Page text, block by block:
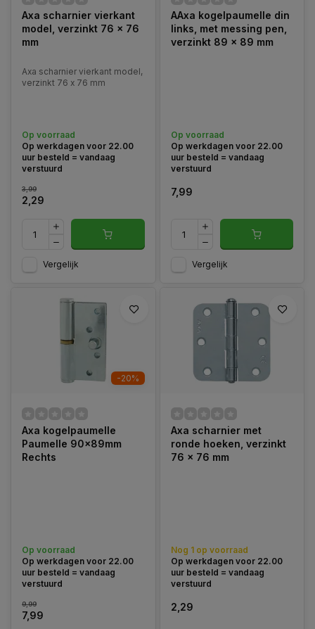
Axa scharnier vierkant
model, verzinkt 76 x 76
mm
Axa scharnier vierkant model,
verzinkt 76 x 76 mm
Op voorraad
Op werkdagen voor 22.00
uur besteld = vandaag
verstuurd
3,99
2,29
Vergelijk
AAxa kogelpaumelle din
links, met messing pen,
verzinkt 89 x 89 mm
Op voorraad
Op werkdagen voor 22.00
uur besteld = vandaag
verstuurd
7,99
Vergelijk
-20%
Axa kogelpaumelle
Paumelle 90x89mm
Rechts
Op voorraad
Op werkdagen voor 22.00
uur besteld = vandaag
verstuurd
9,99
7,99
Axa scharnier met
ronde hoeken, verzinkt
76 x 76 mm
Nog 1 op voorraad
Op werkdagen voor 22.00
uur besteld = vandaag
verstuurd
2,29